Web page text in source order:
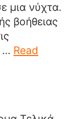
μια νύχτα.
βοήθειας
… Read